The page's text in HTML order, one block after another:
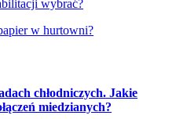
wybrać?
w hurtowni?
chłodniczych. Jakie
miedzianych?